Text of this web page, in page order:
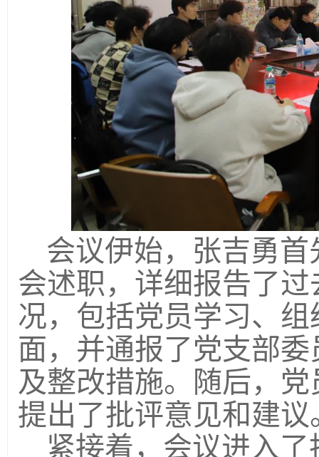
会议伊始， 张吉勇首
会述职，详细报告了
况，包括党员学习、
面，并通报了党支部
及整改措施。随后，
提出了批评意见和建议
紧接着，会议进入